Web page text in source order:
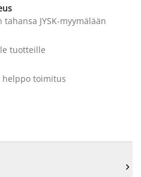
JYSK-myymälään
tuotteille
helppo toimitus
